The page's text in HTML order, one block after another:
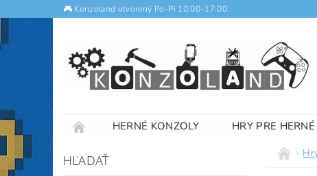
🎮 Konzoland otvorený Po–Pi 10:00–17:00.
HERNÉ KONZOLY HRY PRE
NOTEBOOKY
OBCHODNÉ
HĽADAŤ